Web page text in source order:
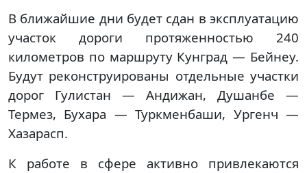
В ближайшие дни будет сдан в эксплуатацию
участок дороги протяженностью 240
километров по маршруту Кунград — Бейнеу.
Будут реконструированы отдельные участки
дорог Гулистан — Андижан, Душанбе —
Термез, Бухара — Туркменбаши, Ургенч —
Хазарасп.
К работе в сфере активно привлекаются